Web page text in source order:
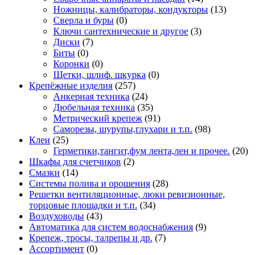
Ножницы, калибраторы, кондукторы (13)
Сверла и буры (0)
Ключи сантехнические и другое (3)
Диски (7)
Биты (0)
Коронки (0)
Щетки, шлиф. шкурка (0)
Крепёжные изделия (257)
Анкерная техника (24)
Дюбельная техника (35)
Метрический крепеж (91)
Саморезы, шурупы,глухари и т.п. (98)
Клеи (25)
Герметики,тангит,фум лента,лен и прочее. (20)
Шкафы для счетчиков (2)
Смазки (14)
Системы полива и орошения (28)
Решетки вентиляционные, люки ревизионные,
торцовые площадки и т.п. (34)
Воздуховоды (43)
Автоматика для систем водоснабжения (9)
Крепеж, тросы, талрепы и др. (7)
Ассортимент (0)